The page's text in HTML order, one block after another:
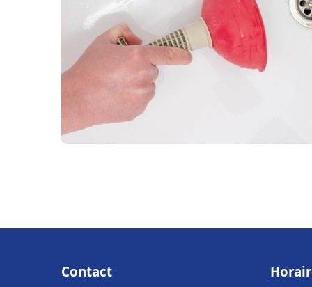
Contact